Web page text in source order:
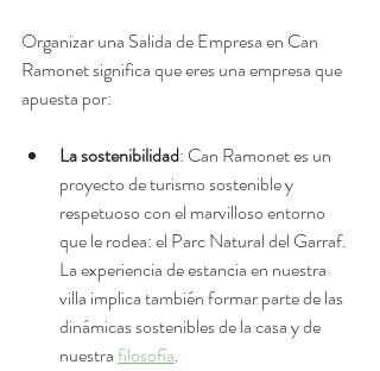
Organizar una Salida de Empresa en Can
Ramonet significa que eres una empresa que
apuesta por:
La sostenibilidad: Can Ramonet es un
proyecto de turismo sostenible y
respetuoso con el marvilloso entorno
que le rodea: el Parc Natural del Garraf.
La experiencia de estancia en nuestra
villa implica también formar parte de las
dinámicas sostenibles de la casa y de
nuestra filosofía.